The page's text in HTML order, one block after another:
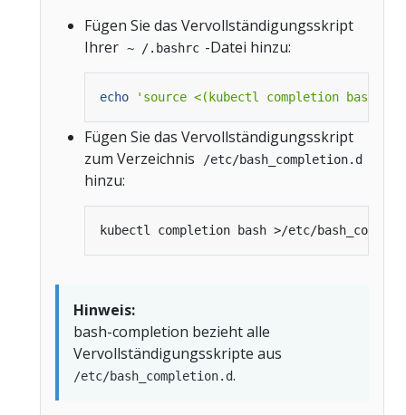
Fügen Sie das Vervollständigungsskript
Ihrer ~ /.bashrc -Datei hinzu:
echo 'source <(kubectl completion bash)'
Fügen Sie das Vervollständigungsskript
zum Verzeichnis
/etc/bash_completion.d
hinzu:
Hinweis:
bash-completion bezieht alle
Vervollständigungsskripte aus
/etc/bash_completion.d.